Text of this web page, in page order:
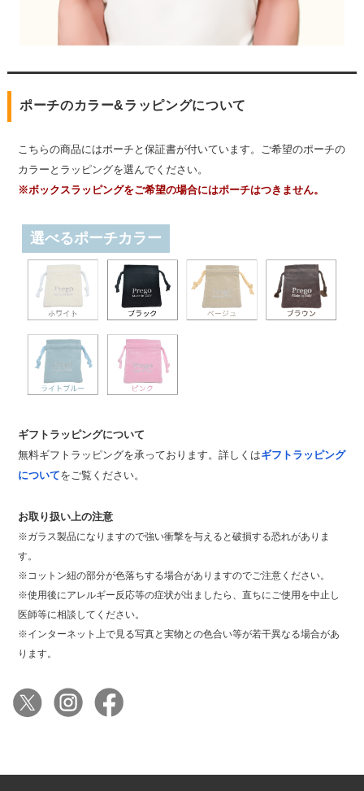
ポーチのカラー&ラッピングについて
こちらの商品にはポーチと保証書が付いています。ご希望のポーチの
カラーとラッピングを選んでください。
※ボックスラッピングをご希望の場合にはポーチはつきません。
選べるポーチカラー
ギフトラッピングについて
無料ギフトラッピングを承っております。詳しくはギフトラッピング
についてをご覧ください。
お取り扱い上の注意
※ガラス製品になりますので強い衝撃を与えると破損する恐れがありま
す。
※コットン紐の部分が色落ちする場合がありますのでご注意ください。
※使用後にアレルギー反応等の症状が出ましたら、直ちにご使用を中止し
医師等に相談してください。
※インターネット上で見る写真と実物との色合い等が若干異なる場合があ
ります。